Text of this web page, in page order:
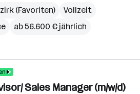
(Favoriten)
Vollzeit
ab 56.600 € jährlich
Sales Manager (m/w/d)